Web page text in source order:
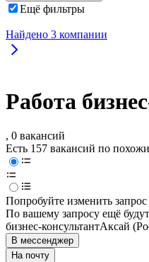
Ещё фильтры
Найдено 3 компании
Работа
, 0 вакансий
Есть 157 вакансий по
Попробуйте изменить
По вашему запросу ещё
бизнес-консультантАксай
В мессенджер
На почту